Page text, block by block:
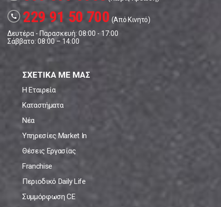
call 229 91 50 700 (Από Κινητό)
Δευτέρα - Παρασκευή: 08:00 - 17:00
Σάββατο: 08:00 – 14:00
ΣΧΕΤΙΚΑ ΜΕ ΜΑΣ
Η Εταιρεία
Καταστήματα
Νέα
Υπηρεσίες Market In
Θέσεις Εργασίας
Franchise
Περιοδικό Daily Life
Συμμόρφωση CE